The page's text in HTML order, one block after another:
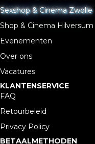
Sexshop & Cinema Zwolle
Shop & Cinema Hilversum
Evenementen
Over ons
Vacatures
KLANTENSERVICE
FAQ
Retourbeleid
Privacy Policy
BETAALMETHODEN